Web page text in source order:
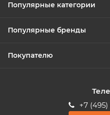
Популярные категории
Популярные бренды
Покупателю
+7